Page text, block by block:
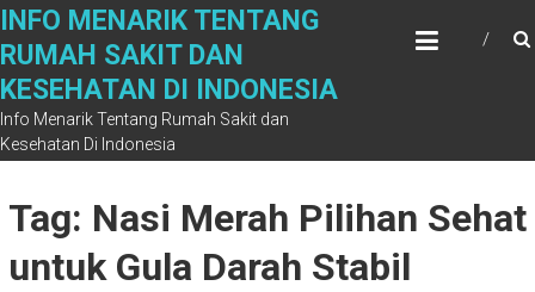
Skip
content
INFO MENARIK TENTANG
RUMAH SAKIT DAN
KESEHATAN DI INDONESIA
Info Menarik Tentang Rumah Sakit dan
Kesehatan Di Indonesia
Tag: Nasi Merah Pilihan Sehat
untuk Gula Darah Stabil